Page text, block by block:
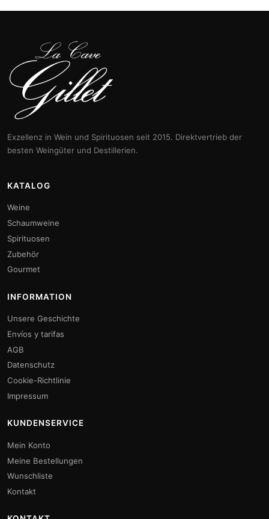
Exzellenz in Wein und Spirituosen seit 2015. Direktvertrieb der
besten Weingüter und Destillerien.
KATALOG
Weine
Schaumweine
Spirituosen
Zubehör
Gourmet
INFORMATION
Unsere Geschichte
Envíos y tarifas
AGB
Datenschutz
Cookie-Richtlinie
Impressum
KUNDENSERVICE
Mein Konto
Meine Bestellungen
Wunschliste
Kontakt